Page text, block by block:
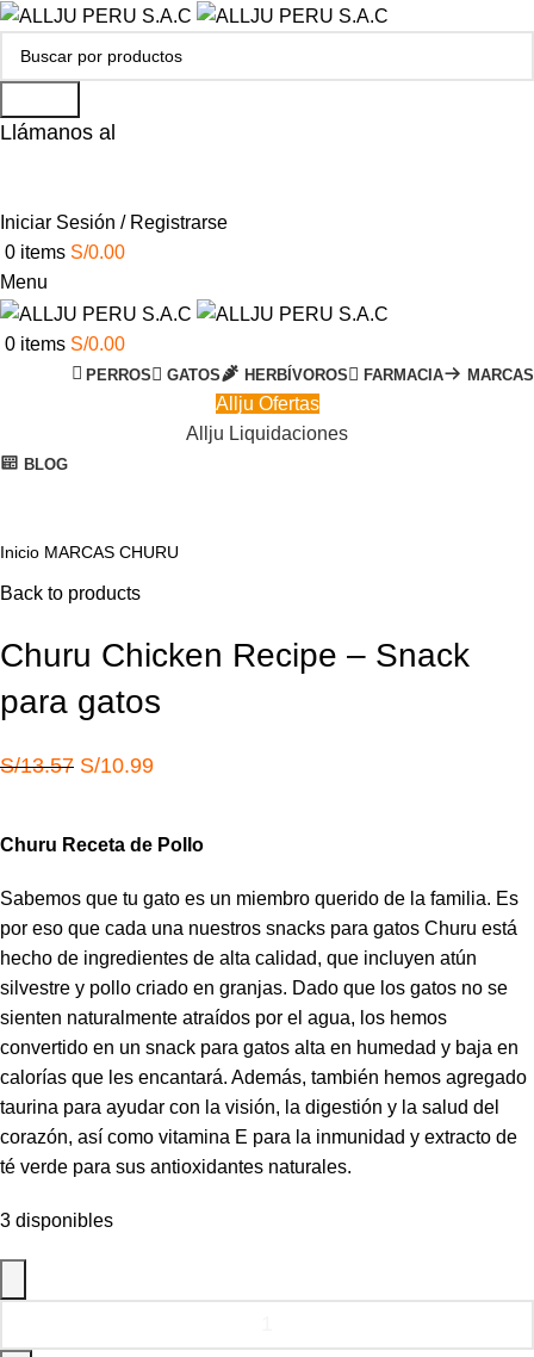
Llámanos al
Iniciar Sesión / Registrarse
0 items S/0.00
Menu
0 items S/0.00
PERROS GATOS HERBÍVOROS FARMACIA MARCAS
Allju Ofertas
Allju Liquidaciones
BLOG
-19%
Inicio MARCAS CHURU
Back to products
Churu Chicken Recipe – Snack
para gatos
S/13.57 El
S/13.57.
S/10.99El
S/10.99.
Churu Receta de Pollo
Sabemos que tu gato es un miembro querido de la familia. Es
por eso que cada una nuestros snacks para gatos Churu está
hecho de ingredientes de alta calidad, que incluyen atún
silvestre y pollo criado en granjas. Dado que los gatos no se
sienten naturalmente atraídos por el agua, los hemos
convertido en un snack para gatos alta en humedad y baja en
calorías que les encantará. Además, también hemos agregado
taurina para ayudar con la visión, la digestión y la salud del
corazón, así como vitamina E para la inmunidad y extracto de
té verde para sus antioxidantes naturales.
3 disponibles